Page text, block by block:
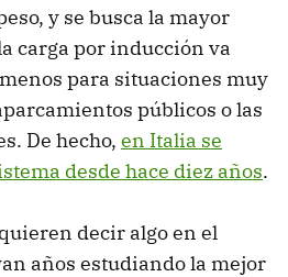
y se busca la mayor
carga por inducción va
para situaciones muy
públicos o las
De hecho, en Italia se
desde hace diez años.
decir algo en el
años estudiando la mejor